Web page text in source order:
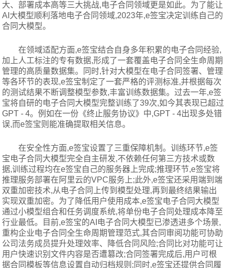
大、部署成本高等三大挑战,电子合同领域更是如此。为了能让
AI大模型顺利落地电子合同领域,2023年,e签宝决定训练自己的
合同大模型。
在领域适配方面,e签宝结合自身多年积累的电子合同经验,
加上人工标注的专有数据,形成了一套覆盖电子合同全生命周期
管理的高质量数据集。同时,针对大模型在电子合同签署、管理
等各环节的表现,e签宝制定了一套严格的评测标准,并根据每次
的测试结果不断调整模型参数,丰富训练数据集。过去一年,e签
宝将自研的电子合同大模型完整训练了39次,如今其表现已超过
GPT - 4。例如在一份《终止服务协议》中,GPT - 4出现多处错
误,而e签宝则能准确提取相关信息。
在安全性方面,e签宝设置了三重保障机制。训练环节,e签
宝电子合同大模型完全自主研发,不依赖任何第三方技术或数
据,训练过程均在e签宝自己的服务器上完成;推理环节,e签宝将
推理服务部署在阿里云的VPC服务上;此外,e签宝还采用端到端
双重加密技术,从电子合同上传到模型处理,再到最终结果输出
实现双重加密。为了降低用户使用成本,e签宝电子合同大模型
通过小模型组合和任务调度系统,将单份电子合同处理成本降至
行业最低。目前,e签宝的AI电子合同大模型已渗透进多个场景,
重构企业电子合同全生命周期管理范式,其合同审阅功能可协助
公司法务成员提升处理效率、降低合同风险;合同比对功能可让
用户快速识别文件内容是否遭篡改;合同签署完成后,用户可根
据合同模板等信息设置自动归档规则;同时,e签宝还提供合同履